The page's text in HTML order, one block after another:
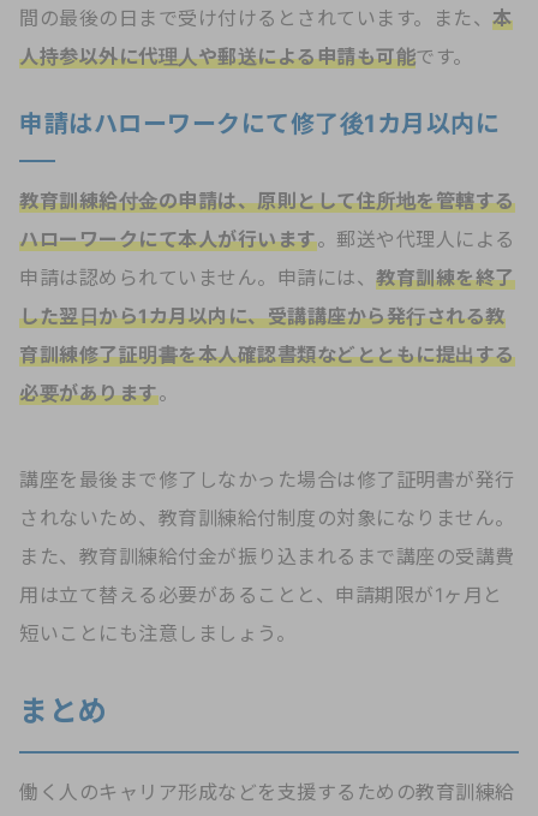
間の最後の日まで受け付けるとされています。また、 本
人持参以外に代理人や郵送による申請も可能です。
申請はハローワークにて修了後1カ月以内に
教育訓練給付金の申請は、原則として住所地を管轄する
ハローワークにて本人が行います。郵送や代理人による
申請は認められていません。申請には、 教育訓練を終了
した翌日から1カ月以内に、受講講座から発行される教
育訓練修了証明書を本人確認書類などとともに提出する
必要があります。
講座を最後まで修了しなかった場合は修了証明書が発行
されないため、教育訓練給付制度の対象になりません。
また、教育訓練給付金が振り込まれるまで講座の受講費
用は立て替える必要があることと、申請期限が1ヶ月と
短いことにも注意しましょう。
まとめ
働く人のキャリア形成などを支援するための教育訓練給